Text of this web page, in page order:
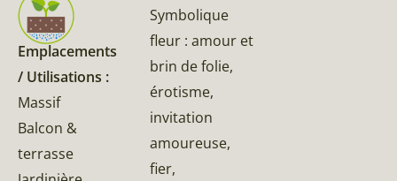
Emplacements
/ Utilisations :
Massif
Balcon &
terrasse
Symbolique
fleur : amour et
brin de folie,
érotisme,
invitation
amoureuse,
fier,